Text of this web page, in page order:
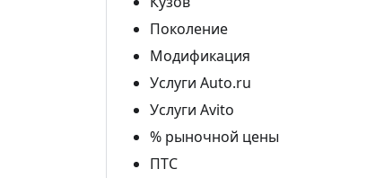
Поколение
Модификация
Услуги Auto.ru
Услуги Avito
% рыночной цены
ПТС